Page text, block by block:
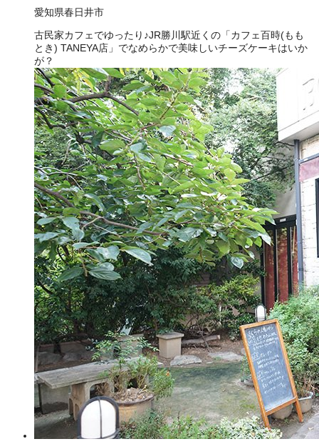
愛知県春日井市
古民家カフェでゆったり♪JR勝川駅近くの「カフェ百時(もも
とき) TANEYA店」でなめらかで美味しいチーズケーキはいか
が？